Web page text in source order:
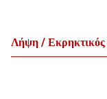
Λήψη / Εκρηκτικός